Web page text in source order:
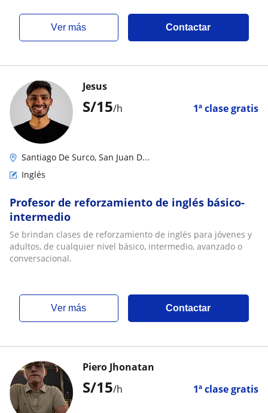
ver más Contactar
S/15/h 1ª clase gratis
Jesus
Santiago De Surco, San Juan D...
Inglés
Profesor de reforzamiento de inglés básico-
intermedio
Se brindan clases de reforzamiento de inglés para jóvenes y
adultos, de cualquier nivel básico, intermedio, avanzado o
conversacional.
ver más Contactar
S/15/h 1ª clase gratis
Piero Jhonatan